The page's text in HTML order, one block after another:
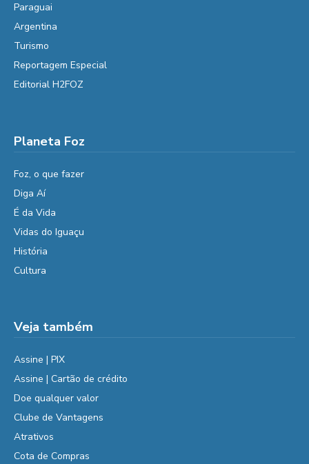
Paraguai
Argentina
Turismo
Reportagem Especial
Editorial H2FOZ
Planeta Foz
Foz, o que fazer
Diga Aí
É da Vida
Vidas do Iguaçu
História
Cultura
Veja também
Assine | PIX
Assine | Cartão de crédito
Doe qualquer valor
Clube de Vantagens
Atrativos
Cota de Compras